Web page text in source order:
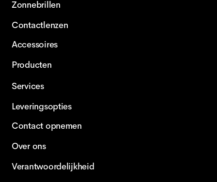
Zonnebrillen
Contactlenzen
Accessoires
Producten
Services
Leveringsopties
Contact opnemen
Over ons
Verantwoordelijkheid